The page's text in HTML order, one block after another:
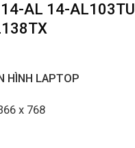
AL 14-AL103TU
HÌNH LAPTOP
x 768